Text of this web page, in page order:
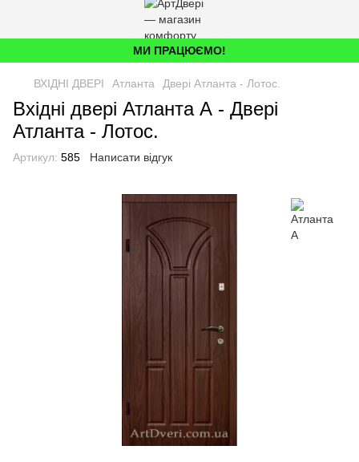
МИ ПРАЦЮЄМО!
ВХІДНІ ДВЕРІ Атланта Двері Атланта - Лотос.
Вхідні двері Атланта А - Двері
Атланта - Лотос.
Артикул: 585 Написати відгук